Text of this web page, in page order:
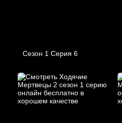
Сезон 1 Серия 6